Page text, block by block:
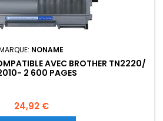
NONAME
AVEC BROTHER TN2220/
2 600 PAGES
Prix
24,92 €